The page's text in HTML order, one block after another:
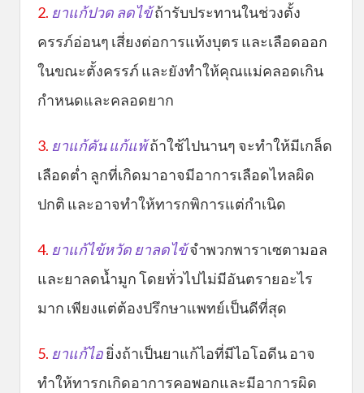
2. ยาแก้ปวด ลดไข้ถ้ารับประทานในช่วงตั้ง
ครรภ์อ่อนๆ เสี่ยงต่อการแท้งบุตร และเลือดออก
ในขณะตั้งครรภ์ และยังทำให้คุณแม่คลอดเกิน
กำหนดและคลอดยาก
3. ยาแก้คัน แก้แพ้ถ้าใช้ไปนานๆ จะทำให้มีเกล็ด
เลือดต่ำ ลูกที่เกิดมาอาจมีอาการเลือดไหลผิด
ปกติ และอาจทำให้ทารกพิการแต่กำเนิด
4. ยาแก้ไข้หวัด ยาลดไข้จำพวกพาราเซตามอล
และยาลดน้ำมูก โดยทั่วไปไม่มีอันตรายอะไร
มาก เพียงแต่ต้องปรึกษาแพทย์เป็นดีที่สุด
5. ยาแก้ไอยิ่งถ้าเป็นยาแก้ไอที่มีไอโอดีน อาจ
ทำให้ทารกเกิดอาการคอพอกและมีอาการผิด